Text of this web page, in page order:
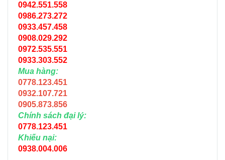
0942.551.558
0986.273.272
0933.457.458
0908.029.292
0972.535.551
0933.303.552
Mua hàng:
0778.123.451
0932.107.721
0905.873.856
Chính sách đại lý:
0778.123.451
Khiếu nại:
0938.004.006